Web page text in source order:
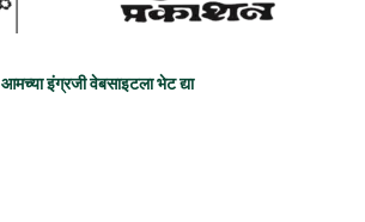
आमच्या इंग्रजी वेबसाइटला भेट द्या